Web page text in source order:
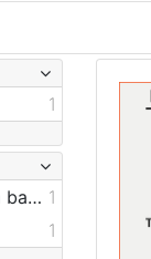
1
Digitalizirana zagrebačka baština 1
1